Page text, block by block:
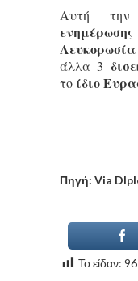
Αυτή την
ενημέρωσης
άλλα 3
το ίδιο
Πηγή: Via
Το είδαν: 96